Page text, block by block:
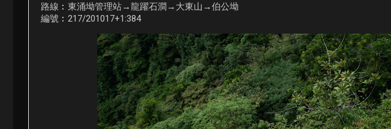
路線︰東涌坳管理站→龍躍石澗→大東山→伯公坳
編號︰217/201017+1:384